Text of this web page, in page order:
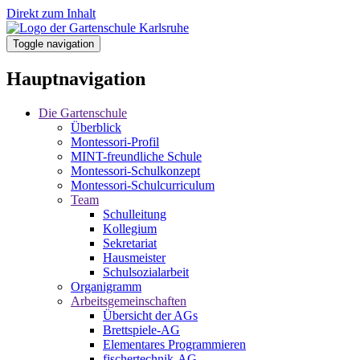
Direkt zum Inhalt
Toggle navigation
Hauptnavigation
Die Gartenschule
Überblick
Montessori-Profil
MINT-freundliche Schule
Montessori-Schulkonzept
Montessori-Schulcurriculum
Team
Schulleitung
Kollegium
Sekretariat
Hausmeister
Schulsozialarbeit
Organigramm
Arbeitsgemeinschaften
Übersicht der AGs
Brettspiele-AG
Elementares Programmieren